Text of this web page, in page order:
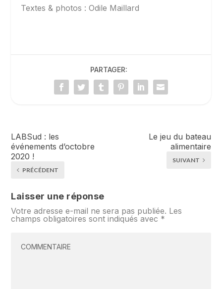
Textes & photos : Odile Maillard
PARTAGER:
LABSud : les
événements d’octobre
2020 !
PRÉCÉDENT
Le jeu du bateau
alimentaire
SUIVANT
Laisser une réponse
Votre adresse e-mail ne sera pas publiée. Les
champs obligatoires sont indiqués avec *